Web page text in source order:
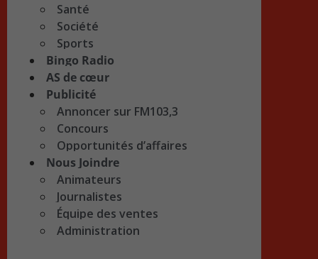
Santé
Société
Sports
Bingo Radio
AS de cœur
Publicité
Annoncer sur FM103,3
Concours
Opportunités d’affaires
Nous Joindre
Animateurs
Journalistes
Équipe des ventes
Administration